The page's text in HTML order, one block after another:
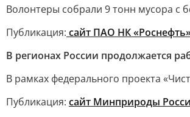
Волонтеры собрали 9 тонн мусора с
Публикация: сайт ПАО НК
В регионах России продолжается
В рамках федерального проекта
Публикация: сайт Минприроды